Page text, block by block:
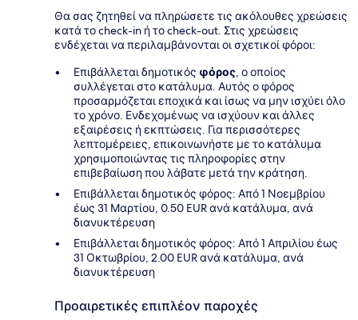
Θα σας ζητηθεί να πληρώσετε τις ακόλουθες χρεώσεις
κατά το check-in ή το check-out. Στις χρεώσεις
ενδέχεται να περιλαμβάνονται οι σχετικοί φόροι:
Επιβάλλεται δημοτικός φόρος, ο οποίος
συλλέγεται στο κατάλυμα. Αυτός ο φόρος
προσαρμόζεται εποχικά και ίσως να μην ισχύει όλο
το χρόνο. Ενδεχομένως να ισχύουν και άλλες
εξαιρέσεις ή εκπτώσεις. Για περισσότερες
λεπτομέρειες, επικοινωνήστε με το κατάλυμα
χρησιμοποιώντας τις πληροφορίες στην
επιβεβαίωση που λάβατε μετά την κράτηση.
Επιβάλλεται δημοτικός φόρος: Από 1 Νοεμβρίου
έως 31 Μαρτίου, 0.50 EUR ανά κατάλυμα, ανά
διανυκτέρευση
Επιβάλλεται δημοτικός φόρος: Από 1 Απριλίου έως
31 Οκτωβρίου, 2.00 EUR ανά κατάλυμα, ανά
διανυκτέρευση
Προαιρετικές επιπλέον παροχές